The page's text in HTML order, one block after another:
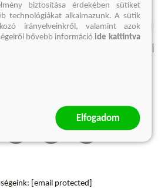
Elállási felmondási nyilatkozat
[email protected]
biztosítása érdekében sütiket
technológiákat alkalmazunk. A sütik
irányelveinkről, valamint azok
bővebb információide kattintva
Elfogadom